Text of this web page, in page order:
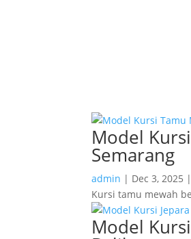
Model
Semarang
admin | Dec 3, 2025 |
Kursi tamu mewah
Model